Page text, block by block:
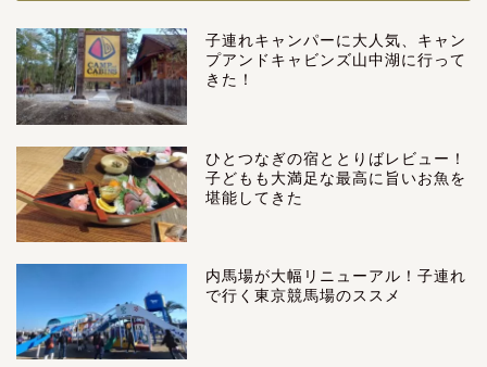
子連れキャンパーに大人気、キャン
プアンドキャビンズ山中湖に行って
きた！
ひとつなぎの宿ととりばレビュー！
子どもも大満足な最高に旨いお魚を
堪能してきた
内馬場が大幅リニューアル！子連れ
で行く東京競馬場のススメ